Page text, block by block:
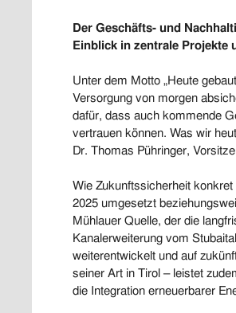
Der Geschäfts- und
Einblick in zentrale Projekte
Unter dem Motto „Heute
Versorgung von morgen
dafür, dass auch kommende
vertrauen können. Was wir
Dr. Thomas Pühringer,
Wie Zukunftssicherheit
2025 umgesetzt
Mühlauer Quelle, der die
Kanalerweiterung vom
weiterentwickelt und auf
seiner Art in Tirol – leistet
die Integration erneuerbarer